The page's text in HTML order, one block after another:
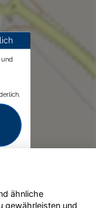
ähnliche
gewährleisten und